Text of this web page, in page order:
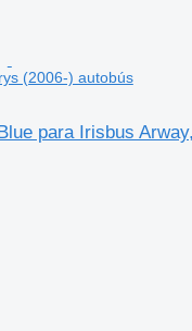
(2006-) autobús
para Irisbus